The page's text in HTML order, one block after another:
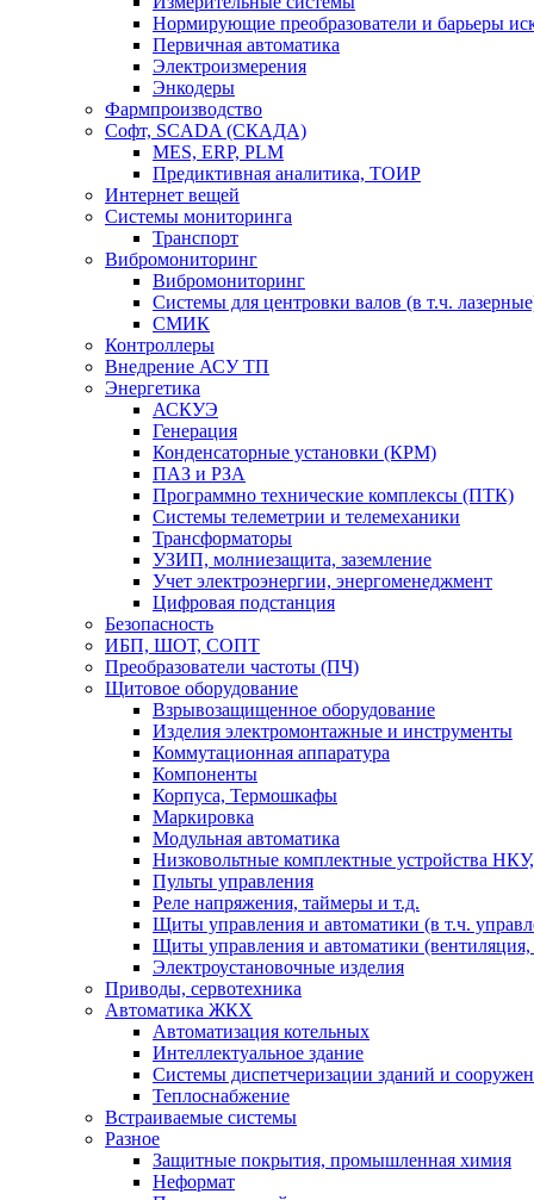
Нормирующие преобразователи и барьеры
Первичная автоматика
Электроизмерения
Энкодеры
Фармпроизводство
Софт, SCADA (СКАДА)
MES, ERP, PLM
Предиктивная аналитика, ТОИР
Интернет вещей
Системы мониторинга
Транспорт
Вибромониторинг
Вибромониторинг
Системы для центровки валов (в т.ч.
СМИК
Контроллеры
Внедрение АСУ ТП
Энергетика
АСКУЭ
Генерация
Конденсаторные установки (КРМ)
ПАЗ и РЗА
Программно технические комплексы (ПТК)
Системы телеметрии и телемеханики
Трансформаторы
УЗИП, молниезащита, заземление
Учет электроэнергии, энергоменеджмент
Цифровая подстанция
Безопасность
ИБП, ШОТ, СОПТ
Преобразователи частоты (ПЧ)
Щитовое оборудование
Взрывозащищенное оборудование
Изделия электромонтажные и инструменты
Коммутационная аппаратура
Компоненты
Корпуса, Термошкафы
Маркировка
Модульная автоматика
Низковольтные комплектные устройства
Пульты управления
Реле напряжения, таймеры и т.д.
Щиты управления и автоматики (в т.ч.
Щиты управления и автоматики (вентиляция,
Электроустановочные изделия
Приводы, сервотехника
Автоматика ЖКХ
Автоматизация котельных
Интеллектуальное здание
Системы диспетчеризации зданий и
Теплоснабжение
Встраиваемые системы
Разное
Защитные покрытия, промышленная химия
Неформат